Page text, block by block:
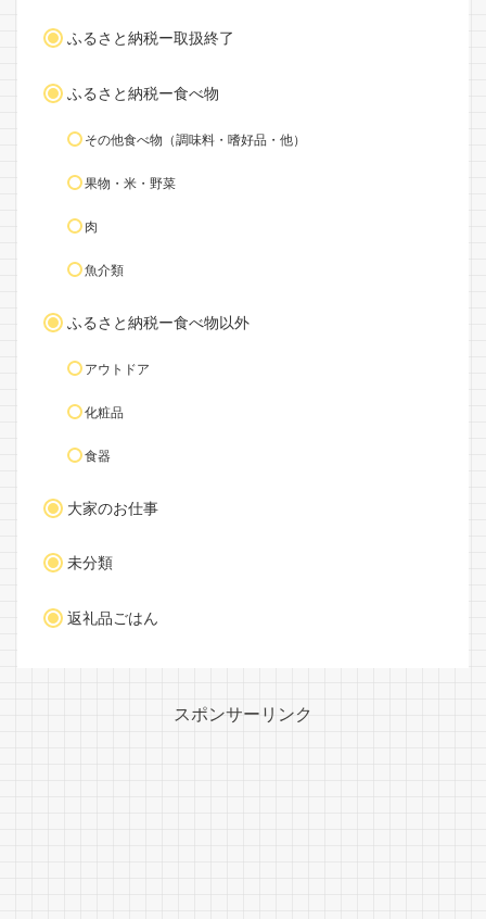
ふるさと納税ー取扱終了
ふるさと納税ー食べ物
その他食べ物（調味料・嗜好品・他）
果物・米・野菜
肉
魚介類
ふるさと納税ー食べ物以外
アウトドア
化粧品
食器
大家のお仕事
未分類
返礼品ごはん
スポンサーリンク